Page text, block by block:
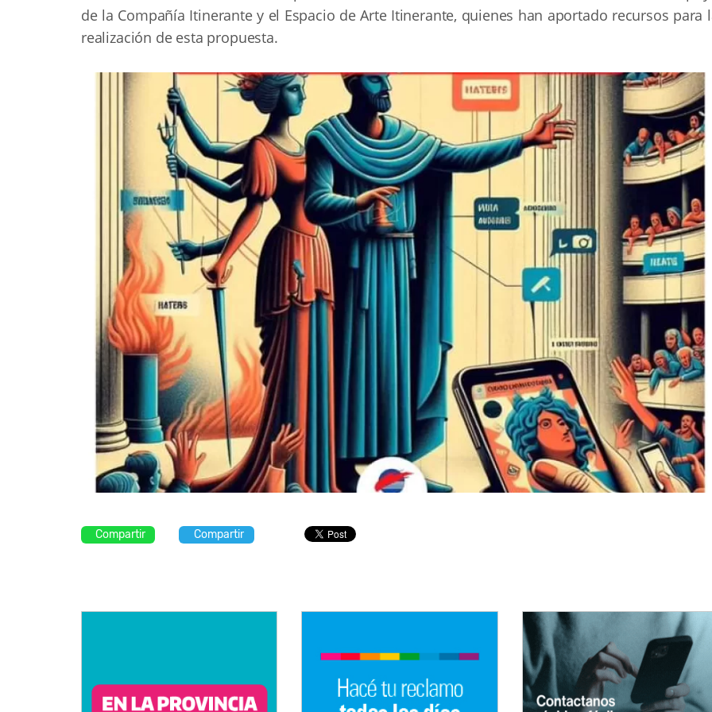
de la Compañía Itinerante y el Espacio de Arte Itinerante, quienes han aportado recursos para
realización de esta propuesta.
Compartir Compartir